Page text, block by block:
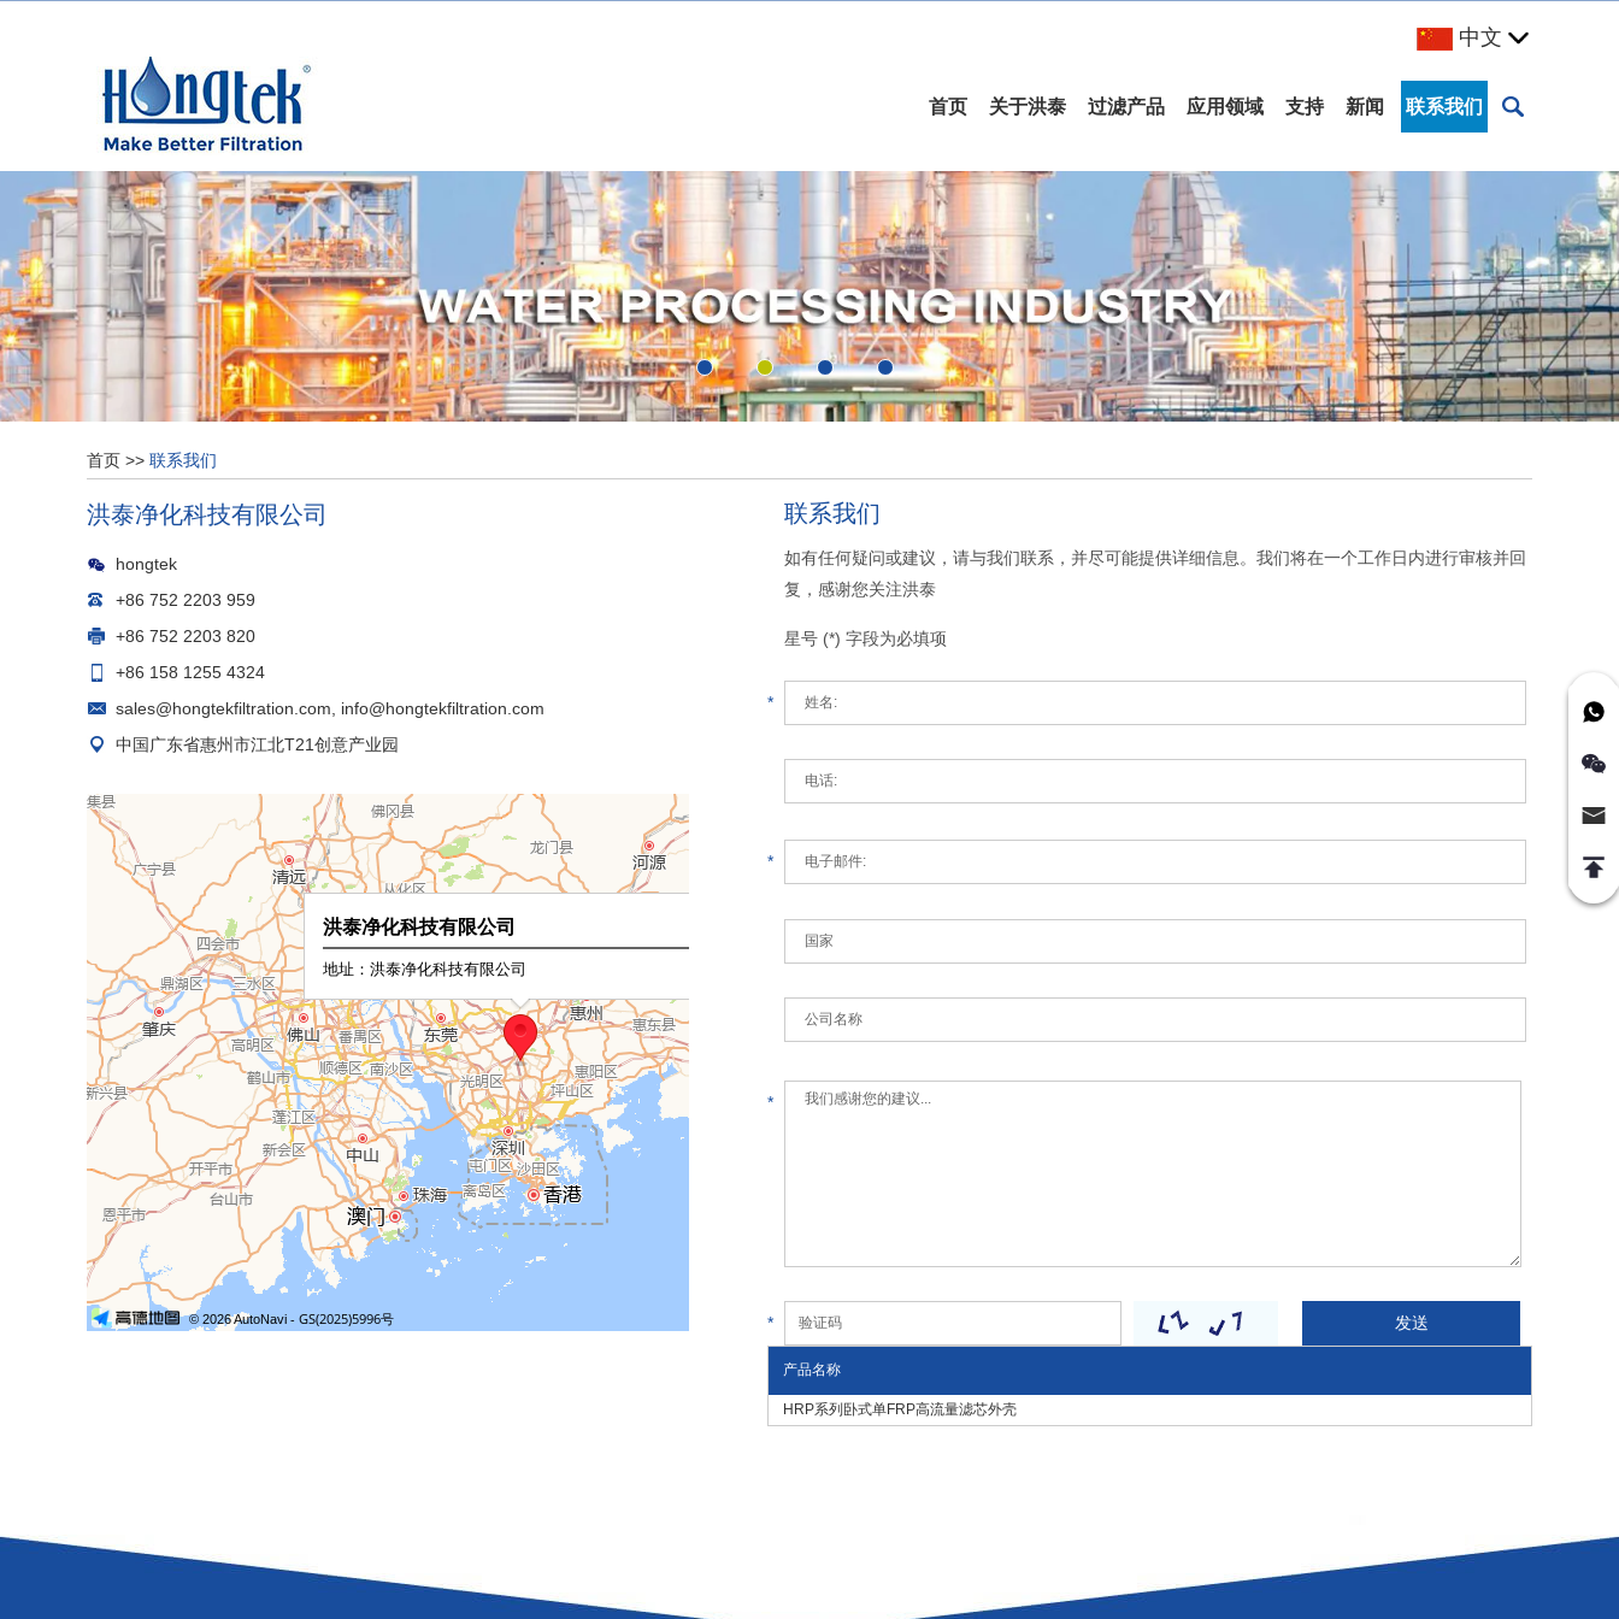
中文
首页 关于洪泰 过滤产品 应用领域 支持 新闻 联系我们
首页 >> 联系我们
洪泰净化科技有限公司
hongtek
+86 752 2203 959
+86 752 2203 820
+86 158 1255 4324
sales@hongtekfiltration.com
info@hongtekfiltration.com
中国广东省惠州市江北T21创意产业园
联系我们
如有任何疑问或建议，请与我们联系，并尽可能提供详细信息。我们将在一个工作日内进行审核并回
复，感谢您关注洪泰
星号 (*) 字段为必填项
*
*
*
*
产品名称
HRP系列卧式单FRP高流量滤芯外壳